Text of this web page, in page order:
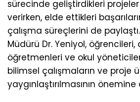
sürecinde geliştirdikleri
verirken, elde ettikleri
çalışma süreçlerini de
Müdürü Dr. Yeniyol, öğrencileri,
öğretmenleri ve okul
bilimsel çalışmaların ve proje
yaygınlaştırılmasının